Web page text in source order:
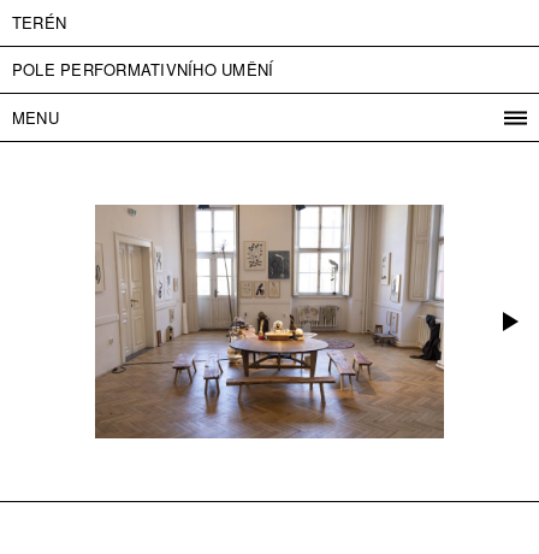
TERÉN
POLE PERFORMATIVNÍHO UMĚNÍ
MENU
VSTUPNÉ
PARTNEŘI
ENGLISH